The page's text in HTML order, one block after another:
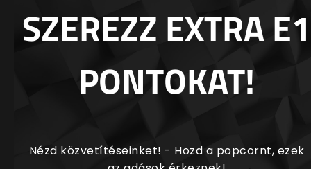
SZEREZZ EXTRA E1
PONTOKAT!
Nézd közvetítéseinket! - Hozd a popcornt, ezek